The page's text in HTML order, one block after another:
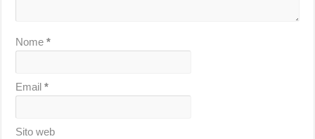
Nome*
Email*
Sito web